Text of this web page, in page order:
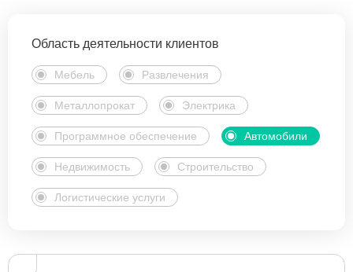
Область деятельности клиентов
Мебель Развлечения
Металлопрокат Электрика
Программное обеспечение Автомобили
Недвижимость Строительство
Логистические услуги